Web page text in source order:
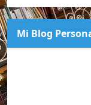
Mi Blog